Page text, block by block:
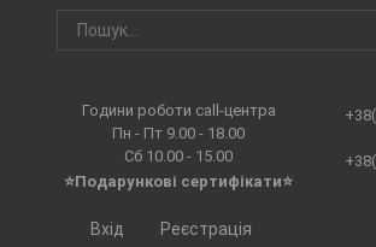
Години роботи call-центра
Пн - Пт 9.00 - 18.00
Сб 10.00 - 15.00
⭐Подарункові сертифікати⭐
Вхід Реєстрація